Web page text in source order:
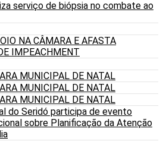
serviço de biópsia no combate ao
NA CÂMARA E AFASTA
IMPEACHMENT
MUNICIPAL DE NATAL
MUNICIPAL DE NATAL
MUNICIPAL DE NATAL
do Seridó participa de evento
sobre Planificação da Atenção